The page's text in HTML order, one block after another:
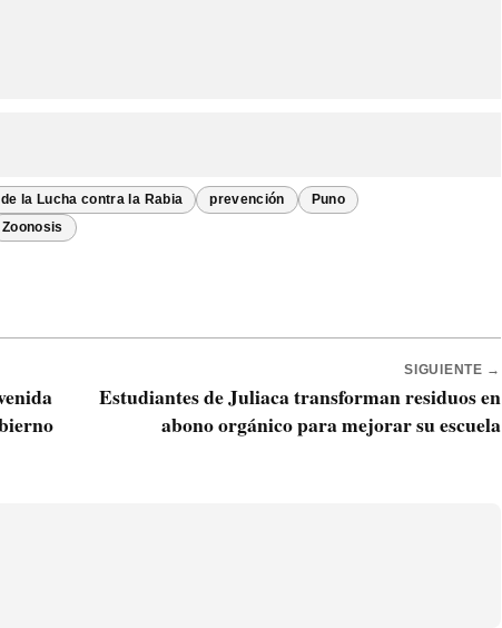
la Lucha contra la Rabia prevención Puno
Zoonosis
SIGUIENTE →
Estudiantes de Juliaca transforman residuos en
abono orgánico para mejorar su escuela